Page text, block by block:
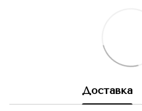
Доставка